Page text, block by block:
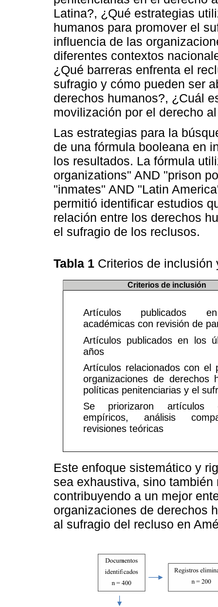
Latina?, ¿Qué estrategias
humanos para promover el
influencia de las
diferentes contextos
¿Qué barreras enfrenta el
sufragio y cómo pueden ser
derechos humanos?, ¿Cuál
movilización por el derecho
Las estrategias para la
de una fórmula booleana en
los resultados. La fórmula
organizations" AND "prison
"inmates" AND "Latin
permitió identificar estudios
relación entre los derechos
el sufragio de los reclusos.
Tabla 1 Criterios de
Criterios de inclusión
Artículos publicados
académicas con revisión de
Artículos publicados en los
años
Artículos relacionados con el
organizaciones de derechos
políticas penitenciarias y el
Se priorizaron artículos
empíricos, análisis
revisiones teóricas
Este enfoque sistemático y
sea exhaustiva, sino
contribuyendo a un mejor
organizaciones de derechos
al sufragio del recluso en